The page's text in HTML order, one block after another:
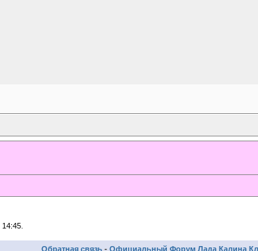
14:45.
Обратная связь - Официальный Форум Лада Калина